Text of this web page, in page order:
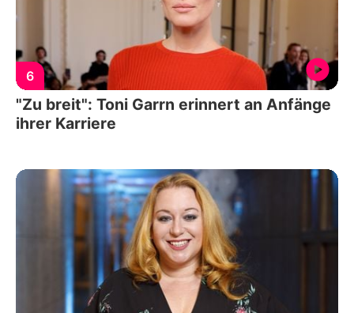
6
"Zu breit": Toni Garrn erinnert an Anfänge
ihrer Karriere